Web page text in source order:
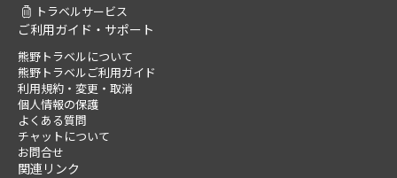
トラベルサービス
ご利用ガイド・サポート
熊野トラベルについて
熊野トラベルご利用ガイド
利用規約・変更・取消
個人情報の保護
よくある質問
チャットについて
お問合せ
関連リンク